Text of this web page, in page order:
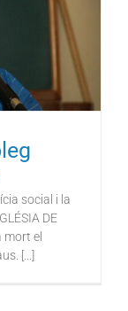
social i la
DE
mort el
[...]